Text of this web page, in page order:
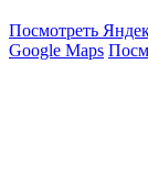
Посмотреть
Google Maps